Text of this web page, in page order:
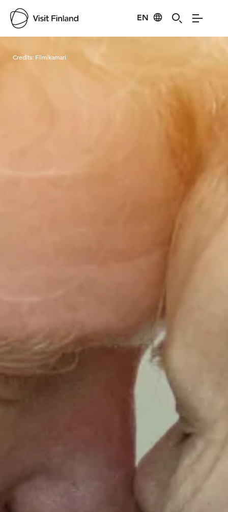
EN
Visit Finland
Credits: Filmikamari